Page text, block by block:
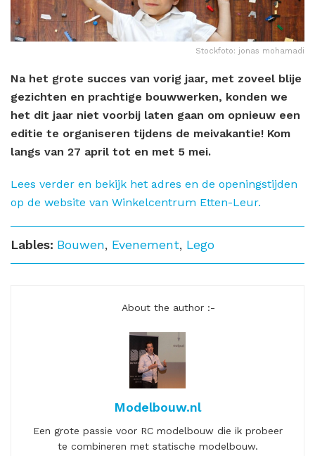
Stockfoto: jonas mohamadi
Na het grote succes van vorig jaar, met zoveel blije
gezichten en prachtige bouwwerken, konden we
het dit jaar niet voorbij laten gaan om opnieuw een
editie te organiseren tijdens de meivakantie! Kom
langs van 27 april tot en met 5 mei.
Lees verder en bekijk het adres en de openingstijden
op de website van Winkelcentrum Etten-Leur.
Lables: Bouwen, Evenement, Lego
About the author :-
Modelbouw.nl
Een grote passie voor RC modelbouw die ik probeer
te combineren met statische modelbouw.